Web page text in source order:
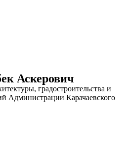
Аскерович
градостроительства и
Администрации Карачаевского